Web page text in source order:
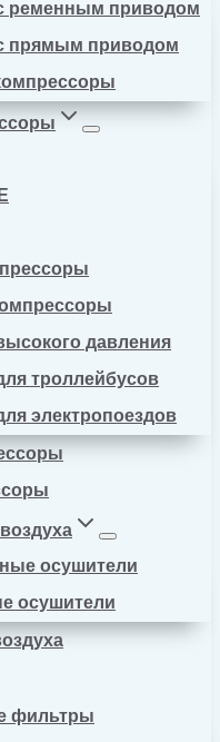
ременным приводом
прямым приводом
давления
троллейбусов
электропоездов
осушители
осушители
фильтры